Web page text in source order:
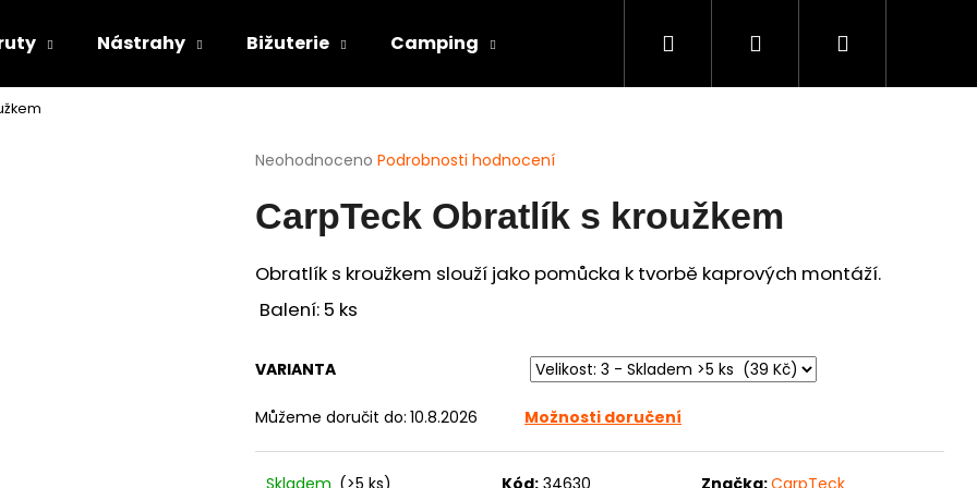
Nástrahy Bižuterie Camping Péče o úlovky BAZAR použité zboží
Hledat PřihlášeníNákupní
Průměrné
produktu
je
z
5
hvězdiček.
Neohodnoceno Podrobnosti hodnocení
CarpTeck Obratlík s kroužkem
Obratlík s kroužkem slouží jako pomůcka k tvorbě kaprových montáží.
Balení: 5 ks
VARIANTA
Můžeme doručit do: 10.8.2026 Možnosti doručení
Skladem (>5 ks) Kód: 34630 Značka:CarpTeck
Co potřebujete najít?
HLEDAT